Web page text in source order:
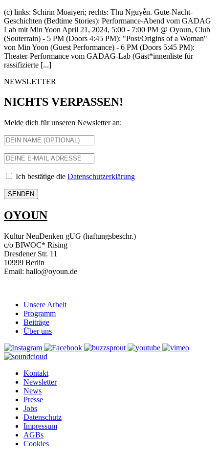
(c) links: Schirin Moaiyeri; rechts: Thu Nguyễn. Gute-Nacht-
Geschichten (Bedtime Stories): Performance-Abend vom GADAG
Lab mit Min Yoon April 21, 2024, 5:00 - 7:00 PM @ Oyoun, Club
(Souterrain) - 5 PM (Doors 4:45 PM): "Post/Origins of a Woman"
von Min Yoon (Guest Performance) - 6 PM (Doors 5:45 PM):
Theater-Performance vom GADAG-Lab (Gäst*innenliste für
rassifizierte [...]
NEWSLETTER
NICHTS VERPASSEN!
Melde dich für unseren Newsletter an:
Ich bestätige die Datenschutzerklärung
OYOUN
Kultur NeuDenken gUG (haftungsbeschr.)
c/o BIWOC* Rising
Dresdener Str. 11
10999 Berlin
Email: hallo@oyoun.de
Unsere Arbeit
Programm
Beiträge
Über uns
Kontakt
Newsletter
News
Presse
Jobs
Datenschutz
Impressum
AGBs
Cookies